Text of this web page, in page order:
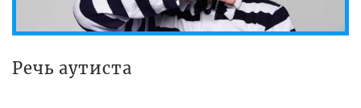
Речь аутиста